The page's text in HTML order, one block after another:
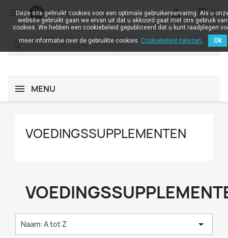
 shopping_cart (0)

search
MENU
VOEDINGSSUPPLEMENTEN
Naam: A tot Z 
Deze site gebruikt cookies voor een optimale gebruikerservaring. Als u
website gebruikt gaan we ervan uit dat u akkoord gaat met ons gebruik van
cookies. We hebben een cookiebeleid gepubliceerd dat u kunt raadplegen
meer informatie over de gebruikte cookies. Cookiebeleid nalezen. Ok